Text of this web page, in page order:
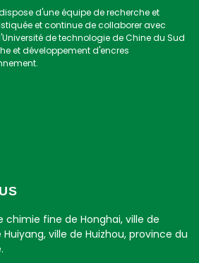
d'une équipe de recherche et
et continue de collaborer avec
de technologie de Chine du Sud
et développement d'encres
chimie fine de Honghai, ville de
ville de Huizhou, province du